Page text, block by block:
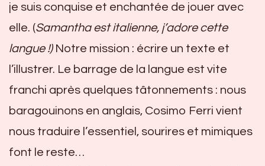
je suis conquise et enchantée de jouer avec
elle. (Samantha est italienne, j’adore cette
langue !)Notre mission : écrire un texte et
l’illustrer. Le barrage de la langue est vite
franchi après quelques tâtonnements : nous
baragouinons en anglais, Cosimo Ferri vient
nous traduire l’essentiel, sourires et mimiques
font le reste…